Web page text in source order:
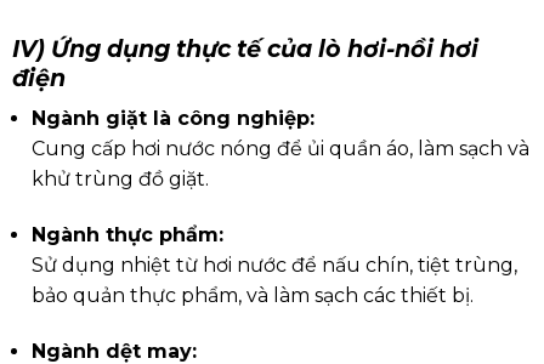
IV) Ứng dụng thực tế của lò hơi-nồi hơi
điện
Ngành giặt là công nghiệp:
Cung cấp hơi nước nóng để ủi quần áo, làm sạch và
khử trùng đồ giặt.
Ngành thực phẩm:
Sử dụng nhiệt từ hơi nước để nấu chín, tiệt trùng,
bảo quản thực phẩm, và làm sạch các thiết bị.
Ngành dệt may: